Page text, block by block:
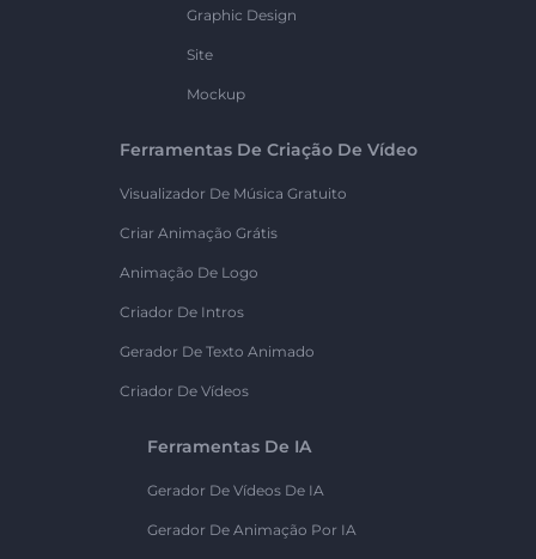
Graphic Design
Site
Mockup
Ferramentas De Criação De Vídeo
Visualizador De Música Gratuito
Criar Animação Grátis
Animação De Logo
Criador De Intros
Gerador De Texto Animado
Criador De Vídeos
Ferramentas De IA
Gerador De Vídeos De IA
Gerador De Animação Por IA